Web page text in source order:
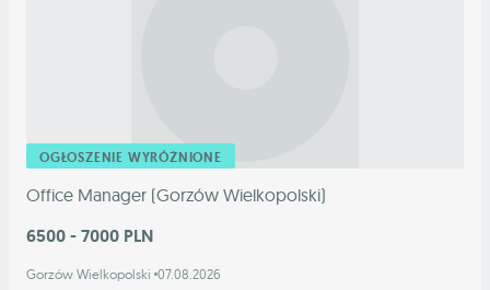
OGŁOSZENIE WYRÓŻNIONE
Office Manager (Gorzów Wielkopolski)
6500 - 7000 PLN
Gorzów Wielkopolski 07.08.2026